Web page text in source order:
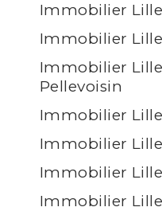
Immobilier
Immobilier
Immobilier
Pellevoisin
Immobilier
Immobilier
Immobilier
Immobilier